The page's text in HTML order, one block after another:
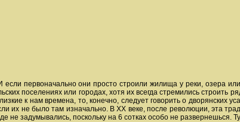
первоначально они просто строили жилища у реки, озера
поселениях или городах, хотя их всегда стремились строить
к нам времена, то, конечно, следует говорить о дворянских
их не было там изначально. В ХХ веке, после революции, эта
не задумывались, поскольку на 6 сотках особо не развернешься.